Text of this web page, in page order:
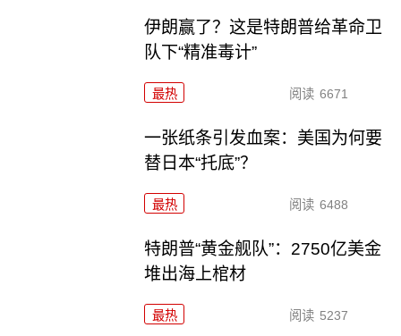
伊朗赢了？这是特朗普给革命卫
队下“精准毒计”
最热 阅读 6671
一张纸条引发血案：美国为何要
替日本“托底”？
最热 阅读 6488
特朗普“黄金舰队”：2750亿美金
堆出海上棺材
最热 阅读 5237